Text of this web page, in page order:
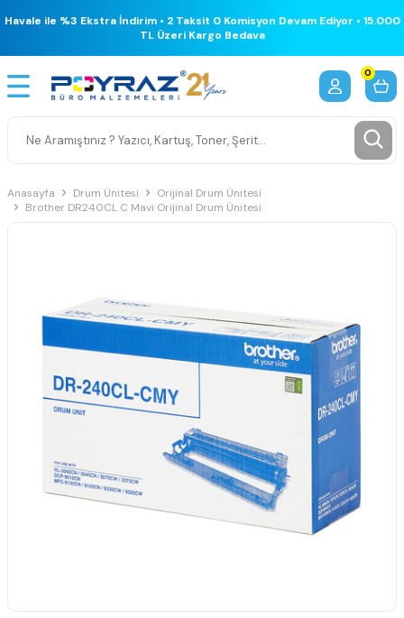
Havale ile %3 Ekstra İndirim • 2 Taksit 0 Komisyon Devam Ediyor • 15.000
TL Üzeri Kargo Bedava
0
Anasayfa Drum Ünitesi
Orijinal Drum Ünitesi
Brother DR240CL C Mavi Orijinal Drum Ünitesi